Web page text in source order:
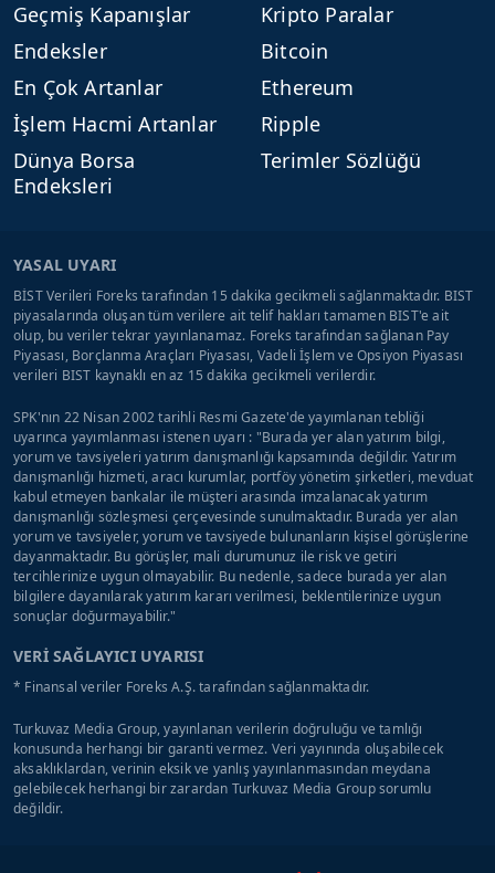
Geçmiş Kapanışlar
Endeksler
En Çok Artanlar
İşlem Hacmi Artanlar
Dünya Borsa
Endeksleri
Kripto Paralar
Bitcoin
Ethereum
Ripple
Terimler Sözlüğü
YASAL UYARI
BİST Verileri Foreks tarafından 15 dakika gecikmeli sağlanmaktadır. BIST
piyasalarında oluşan tüm verilere ait telif hakları tamamen BIST'e ait
olup, bu veriler tekrar yayınlanamaz. Foreks tarafından sağlanan Pay
Piyasası, Borçlanma Araçları Piyasası, Vadeli İşlem ve Opsiyon Piyasası
verileri BIST kaynaklı en az 15 dakika gecikmeli verilerdir.
SPK'nın 22 Nisan 2002 tarihli Resmi Gazete'de yayımlanan tebliği
uyarınca yayımlanması istenen uyarı : "Burada yer alan yatırım bilgi,
yorum ve tavsiyeleri yatırım danışmanlığı kapsamında değildir. Yatırım
danışmanlığı hizmeti, aracı kurumlar, portföy yönetim şirketleri, mevduat
kabul etmeyen bankalar ile müşteri arasında imzalanacak yatırım
danışmanlığı sözleşmesi çerçevesinde sunulmaktadır. Burada yer alan
yorum ve tavsiyeler, yorum ve tavsiyede bulunanların kişisel görüşlerine
dayanmaktadır. Bu görüşler, mali durumunuz ile risk ve getiri
tercihlerinize uygun olmayabilir. Bu nedenle, sadece burada yer alan
bilgilere dayanılarak yatırım kararı verilmesi, beklentilerinize uygun
sonuçlar doğurmayabilir."
VERİ SAĞLAYICI UYARISI
* Finansal veriler Foreks A.Ş. tarafından sağlanmaktadır.
Turkuvaz Media Group, yayınlanan verilerin doğruluğu ve tamlığı
konusunda herhangi bir garanti vermez. Veri yayınında oluşabilecek
aksaklıklardan, verinin eksik ve yanlış yayınlanmasından meydana
gelebilecek herhangi bir zarardan Turkuvaz Media Group sorumlu
değildir.